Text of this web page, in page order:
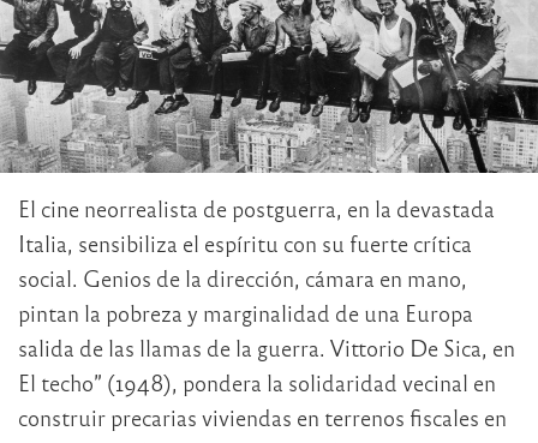
El cine neorrealista de postguerra, en la devastada
Italia, sensibiliza el espíritu con su fuerte crítica
social. Genios de la dirección, cámara en mano,
pintan la pobreza y marginalidad de una Europa
salida de las llamas de la guerra. Vittorio De Sica, en
El techo” (1948), pondera la solidaridad vecinal en
construir precarias viviendas en terrenos fiscales en